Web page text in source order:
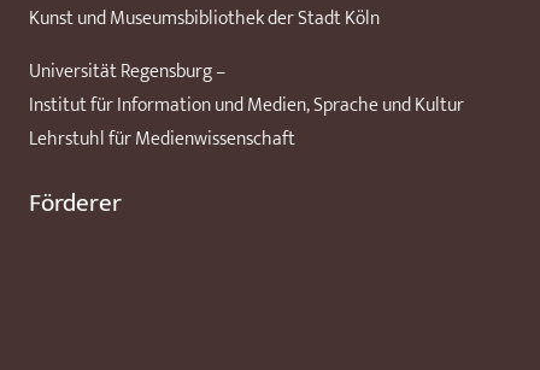
Kunst und Museumsbibliothek der Stadt Köln
Universität Regensburg –
Institut für Information und Medien, Sprache und Kultur
Lehrstuhl für Medienwissenschaft
Förderer